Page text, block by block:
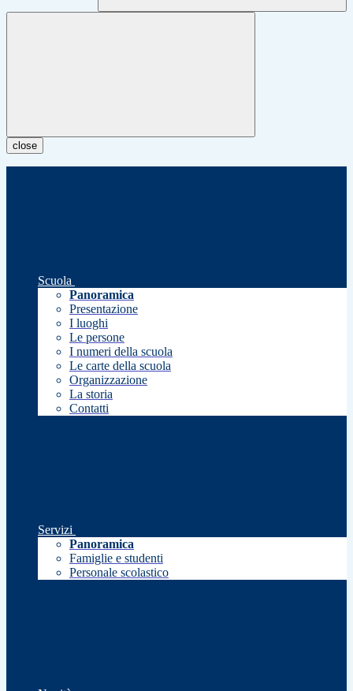
close
Scuola
Panoramica
Presentazione
I luoghi
Le persone
I numeri della scuola
Le carte della scuola
Organizzazione
La storia
Contatti
Servizi
Panoramica
Famiglie e studenti
Personale scolastico